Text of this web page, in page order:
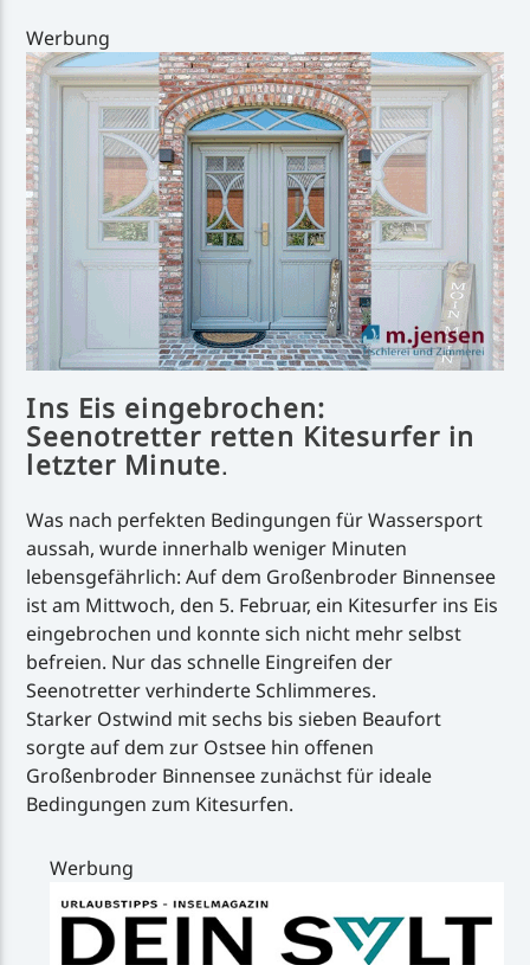
Handystream
Werbung
Ins Eis eingebrochen:
Seenotretter retten Kitesurfer in
letzter Minute.
Was nach perfekten Bedingungen für Wassersport
aussah, wurde innerhalb weniger Minuten
lebensgefährlich: Auf dem Großenbroder Binnensee
ist am Mittwoch, den 5. Februar, ein Kitesurfer ins Eis
eingebrochen und konnte sich nicht mehr selbst
befreien. Nur das schnelle Eingreifen der
Seenotretter verhinderte Schlimmeres.
Starker Ostwind mit sechs bis sieben Beaufort
sorgte auf dem zur Ostsee hin offenen
Großenbroder Binnensee zunächst für ideale
Bedingungen zum Kitesurfen.
Werbung